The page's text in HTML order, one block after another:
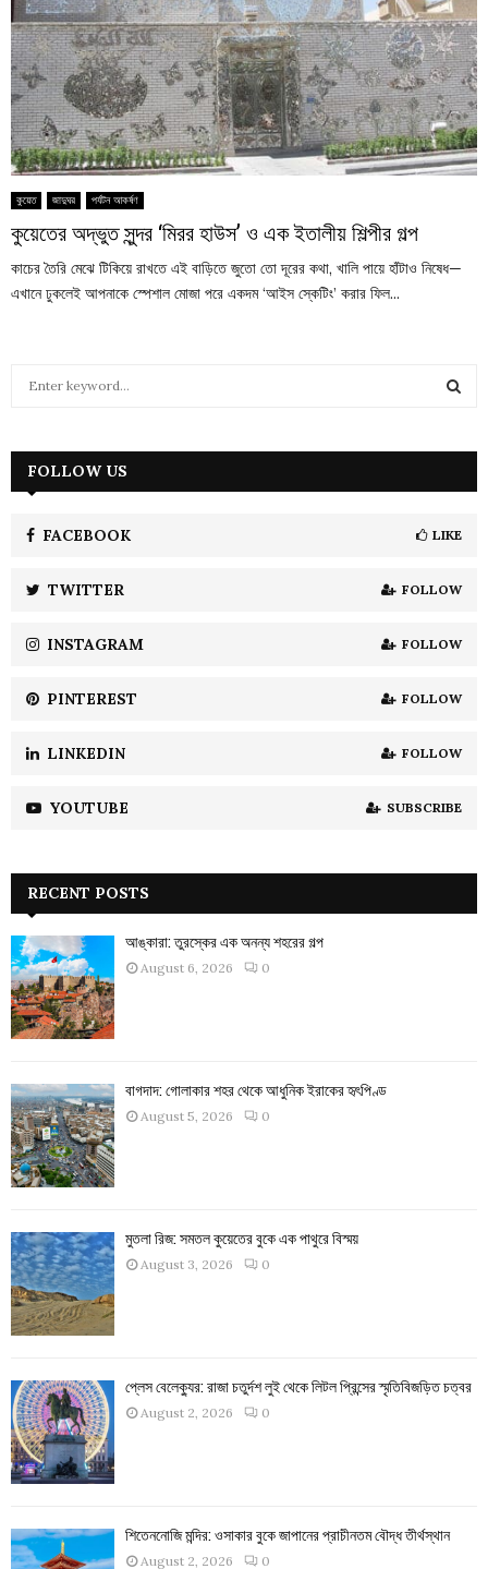
কুয়েত জাদুঘর পর্যটন আকর্ষণ
কুয়েতের অদ্ভুত সুন্দর ‘মিরর হাউস’ ও এক ইতালীয় শিল্পীর গল্প
কাচের তৈরি মেঝে টিকিয়ে রাখতে এই বাড়িতে জুতো তো দূরের কথা, খালি পায়ে হাঁটাও নিষেধ—
এখানে ঢুকলেই আপনাকে স্পেশাল মোজা পরে একদম ‘আইস স্কেটিং’ করার ফিল...
h
H
FOLLOW US
FACEBOOK LIKE
TWITTER FOLLOW
INSTAGRAM FOLLOW
PINTEREST FOLLOW
LINKEDIN FOLLOW
YOUTUBE SUBSCRIBE
RECENT POSTS
আঙ্কারা: তুরস্কের এক অনন্য শহরের গল্প
August 6, 2026 0
বাগদাদ: গোলাকার শহর থেকে আধুনিক ইরাকের হৃৎপিণ্ড
August 5, 2026 0
মুতলা রিজ: সমতল কুয়েতের বুকে এক পাথুরে বিস্ময়
August 3, 2026 0
প্লেস বেলেক্যুর: রাজা চতুর্দশ লুই থেকে লিটল প্রিন্সের স্মৃতিবিজড়িত চত্বর
August 2, 2026 0
শিতেননোজি মন্দির: ওসাকার বুকে জাপানের প্রাচীনতম বৌদ্ধ তীর্থস্থান
August 2, 2026 0